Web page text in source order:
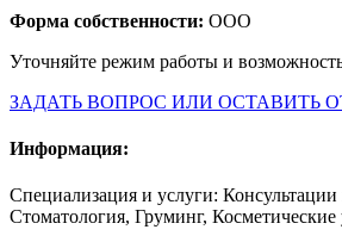
Форма собственности: ООО
Уточняйте режим работы и
ЗАДАТЬ ВОПРОС ИЛИ ОСТАВИТЬ
Информация:
Специализация и услуги:
Стоматология, Груминг, Косметические